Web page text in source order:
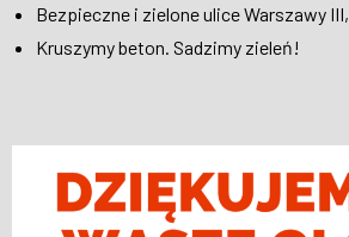
Bezpieczne i zielone ulice Warszawy III,
Kruszymy beton. Sadzimy zieleń!